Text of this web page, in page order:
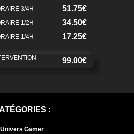
3/4H 51.75€
1/2H 34.50€
1/4H 17.25€
99.00€
:
Univers Gamer